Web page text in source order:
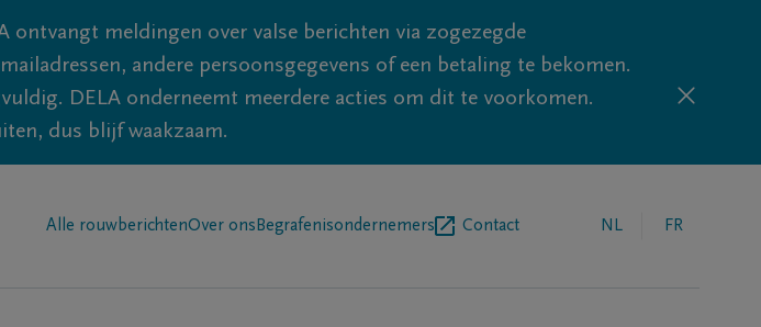
ontvangt meldingen over valse berichten via zogezegde
andere persoonsgegevens of een betaling te bekomen.
DELA onderneemt meerdere acties om dit te voorkomen.
dus blijf waakzaam.
Alle rouwberichtenOver ons Begrafenisondernemers Contact NL FR